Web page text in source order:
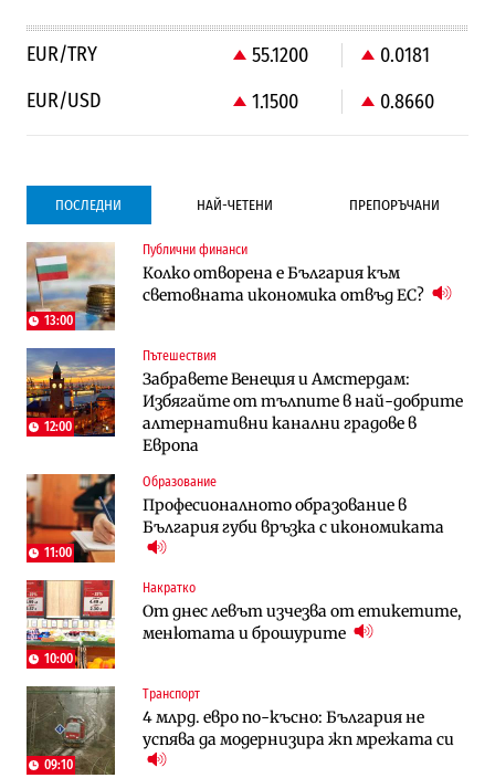
EUR/TRY 55.1200
0.0181
EUR/USD
1.1500 0.8660
ПОСЛЕДНИ НАЙ-ЧЕТЕНИ ПРЕПОРЪЧАНИ
13:00
Публични финанси
Колко отворена е България към
световната икономика отвъд ЕС?
12:00
Пътешествия
Забравете Венеция и Амстердам:
Избягайте от тълпите в най-добрите
алтернативни канални градове в
Европа
11:00
Образование
Професионалното образование в
България губи връзка с икономиката
10:00
Накратко
От днес левът изчезва от етикетите,
менютата и брошурите
09:10
Транспорт
4 млрд. евро по-късно: България не
успява да модернизира жп мрежата си
Градоустройство
Столична община избра изпълнител за
преместването на трамвайното
Компании
Vivacom предлага над 150 устройства с
90% отстъпка през август
„Ендуросат“ ще строи огромен
космически и отбранителен център в
Доброславци
Държавният ТЕЦ „Марица изток 2“
работи с 5 блока
АЕЦ „Козлодуй“ ще работи само още
няколко седмици, ако сушата продължи
Компании
Vivacom предлага над 150 устройства с
90% отстъпка през август
Градоустройство
Столична община избра изпълнител за
преместването на трамвайното
трасе по бул. „Скобелев“
Държавният ТЕЦ „Марица изток 2“
работи с 5 блока
„Ендуросат“ ще строи огромен
космически и отбранителен център в
Доброславци
Лекарствата за редки болести
попадат в капан на обществените
поръчки?